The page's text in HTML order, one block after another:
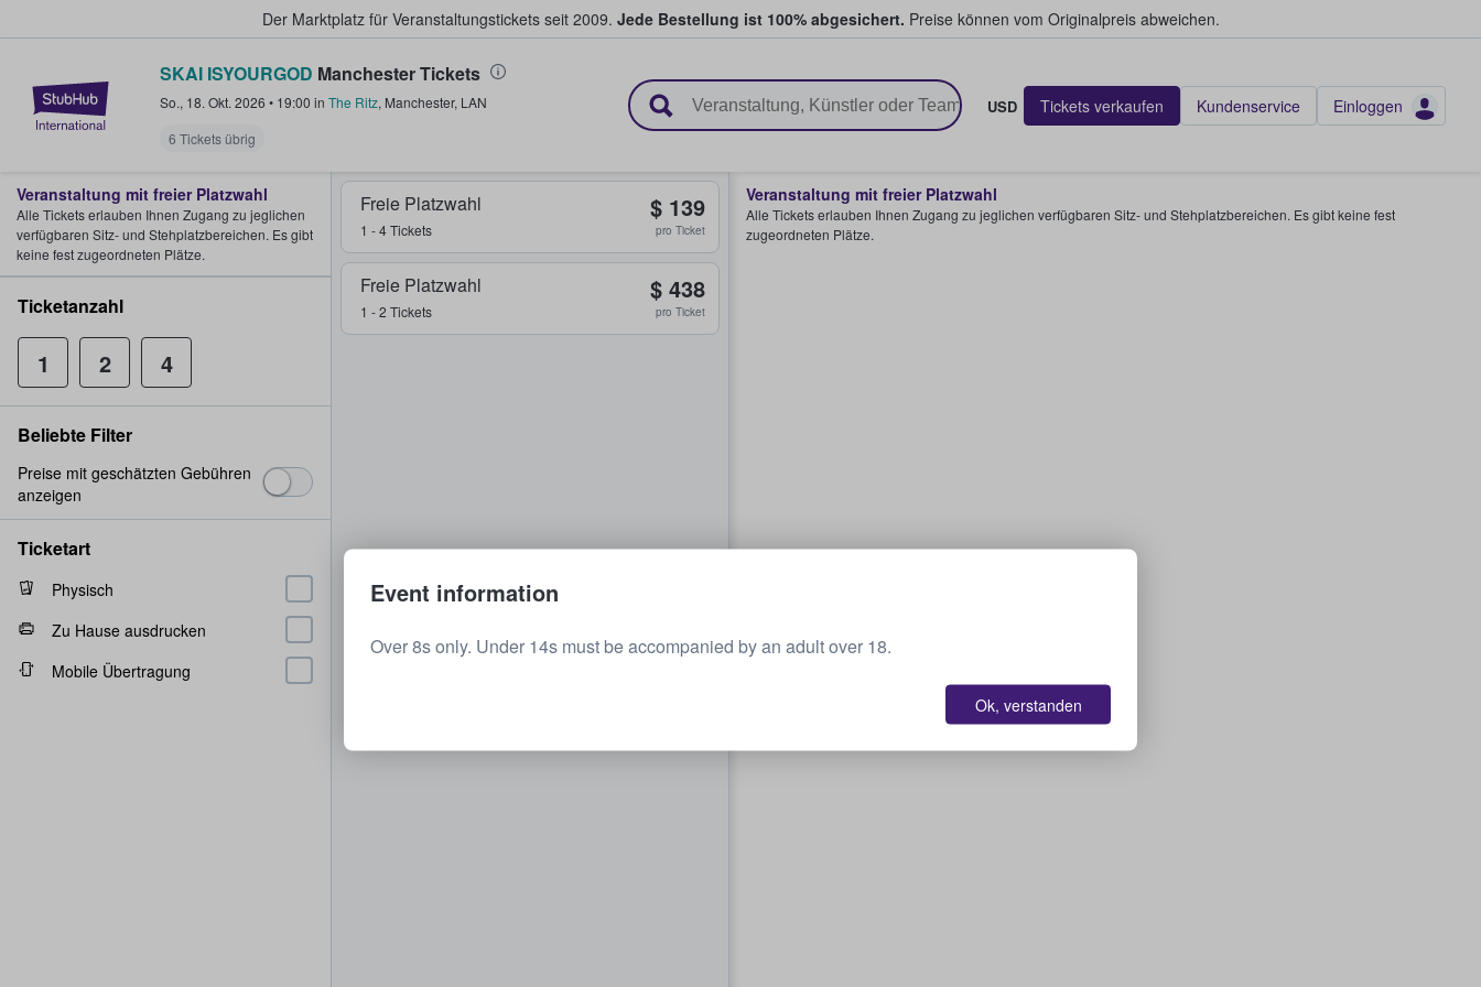
Der Marktplatz für Veranstaltungstickets seit 2009. Jede Bestellung ist 100% abgesichert. Preise können vom Originalpreis abweichen.
StubHub - Wo Fans Tickets kaufen & verkaufen
SKAI ISYOURGOD Manchester Tickets
So., 18. Okt. 2026 • 19:00 in The Ritz, Manchester, LAN
6 Tickets übrig
USD Tickets verkaufen Kundenservice Einloggen
Freie Platzwahl
1 - 4 Tickets
$ 139
pro Ticket
Freie Platzwahl
1 - 2 Tickets
$ 438
pro Ticket
Veranstaltung mit freier Platzwahl
Alle Tickets erlauben Ihnen Zugang zu jeglichen verfügbaren Sitz- und Stehplatzbereichen. Es gibt keine fest
zugeordneten Plätze.
Veranstaltung mit freier Platzwahl
Alle Tickets erlauben Ihnen Zugang zu jeglichen
verfügbaren Sitz- und Stehplatzbereichen. Es gibt
keine fest zugeordneten Plätze.
Ticketanzahl
1 2 4
Beliebte Filter
Preise mit geschätzten Gebühren
anzeigen
Ticketart
Physisch
Zu Hause ausdrucken
Mobile Übertragung
Event information
Over 8s only. Under 14s must be accompanied by an adult over 18.
Ok, verstanden